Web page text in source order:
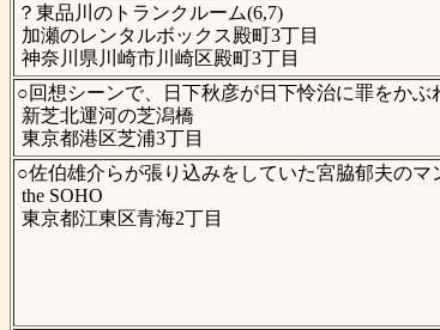
？東品川のトランクルーム(6,7)
加瀬のレンタルボックス殿町3丁目
神奈川県川崎市川崎区殿町3丁目
○回想シーンで、日下秋彦が日下怜治に罪をか
新芝北運河の芝潟橋
東京都港区芝浦3丁目
○佐伯雄介らが張り込みをしていた宮脇郁夫のマ
the SOHO
東京都江東区青海2丁目